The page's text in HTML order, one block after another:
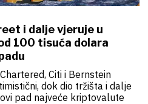
i dalje vjeruje u
100 tisuća dolara
Citi i Bernstein
dok dio tržišta i dalje
pad najveće kriptovalute